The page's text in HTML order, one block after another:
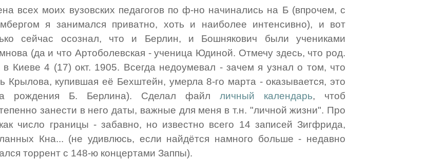
всех моих вузовских педагогов по ф-но начинались на Б (впрочем, с
я занимался приватно, хоть и наиболее интенсивно), и вот
сейчас осознал, что и Берлин, и Бошнякович были учениками
(да и что Артоболевская - ученица Юдиной. Отмечу здесь, что род.
в Киеве 4 (17) окт. 1905. Всегда недоумевал - зачем я узнал о том, что
Крылова, купившая её Бехштейн, умерла 8-го марта - оказывается, это
рождения Б. Берлина). Сделал файл личный календарь, чтоб
занести в него даты, важные для меня в т.н. "личной жизни". Про
число границы - забавно, но известно всего 14 записей Зигфрида,
Кна... (не удивлюсь, если найдётся намного больше - недавно
торрент с 148-ю концертами Заппы).